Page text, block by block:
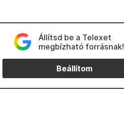
Állítsd be a Telexet
megbízható forrásnak!
Beállítom